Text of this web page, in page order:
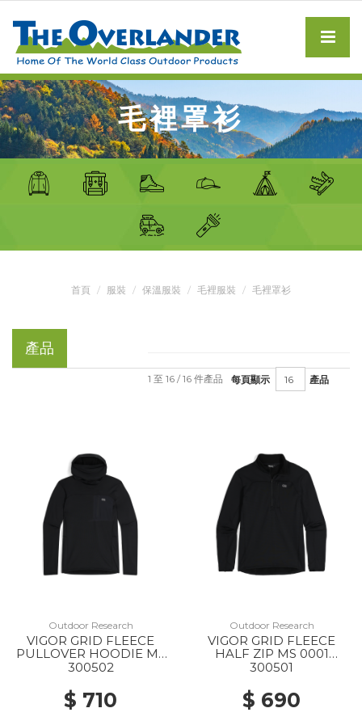
毛裡罩衫
首頁 服裝 保溫服裝 毛裡服裝 毛裡罩衫
產品
每頁顯示 產品
1 至 16 / 16 件產品
Outdoor Research
VIGOR GRID FLEECE
PULLOVER HOODIE MS
0001 BLACK
300502
$ 710
Outdoor Research
VIGOR GRID FLEECE
HALF ZIP MS 0001
BLACK
300501
$ 690